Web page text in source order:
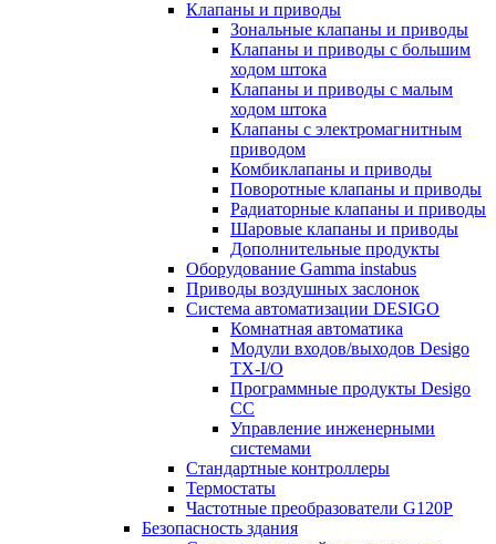
Клапаны и приводы
Зональные клапаны и приводы
Клапаны и приводы с большим
ходом штока
Клапаны и приводы с малым
ходом штока
Клапаны с электромагнитным
приводом
Комбиклапаны и приводы
Поворотные клапаны и приводы
Радиаторные клапаны и приводы
Шаровые клапаны и приводы
Дополнительные продукты
Оборудование Gamma instabus
Приводы воздушных заслонок
Система автоматизации DESIGO
Комнатная автоматика
Модули входов/выходов Desigo
TX-I/O
Программные продукты Desigo
CC
Управление инженерными
системами
Стандартные контроллеры
Термостаты
Частотные преобразователи G120P
Безопасность здания